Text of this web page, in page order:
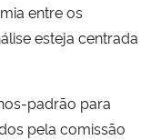
entre os
esteja centrada
padrão para
pela comissão